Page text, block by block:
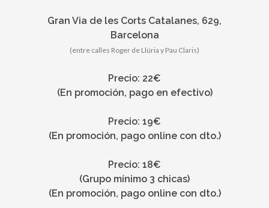
Gran Via de les Corts Catalanes, 629,
Barcelona
(entre calles Roger de Llúria y Pau Claris)
Precio: 22€
(En promoción, pago en efectivo)
Precio: 19€
(En promoción, pago online con dto.)
Precio: 18€
(Grupo mínimo 3 chicas)
(En promoción, pago online con dto.)